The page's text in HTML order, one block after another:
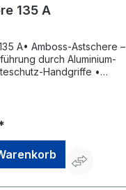
135 A
A• Amboss-Astschere –
durch Aluminium-
4, 73614 Schorndorf,
info@freund-